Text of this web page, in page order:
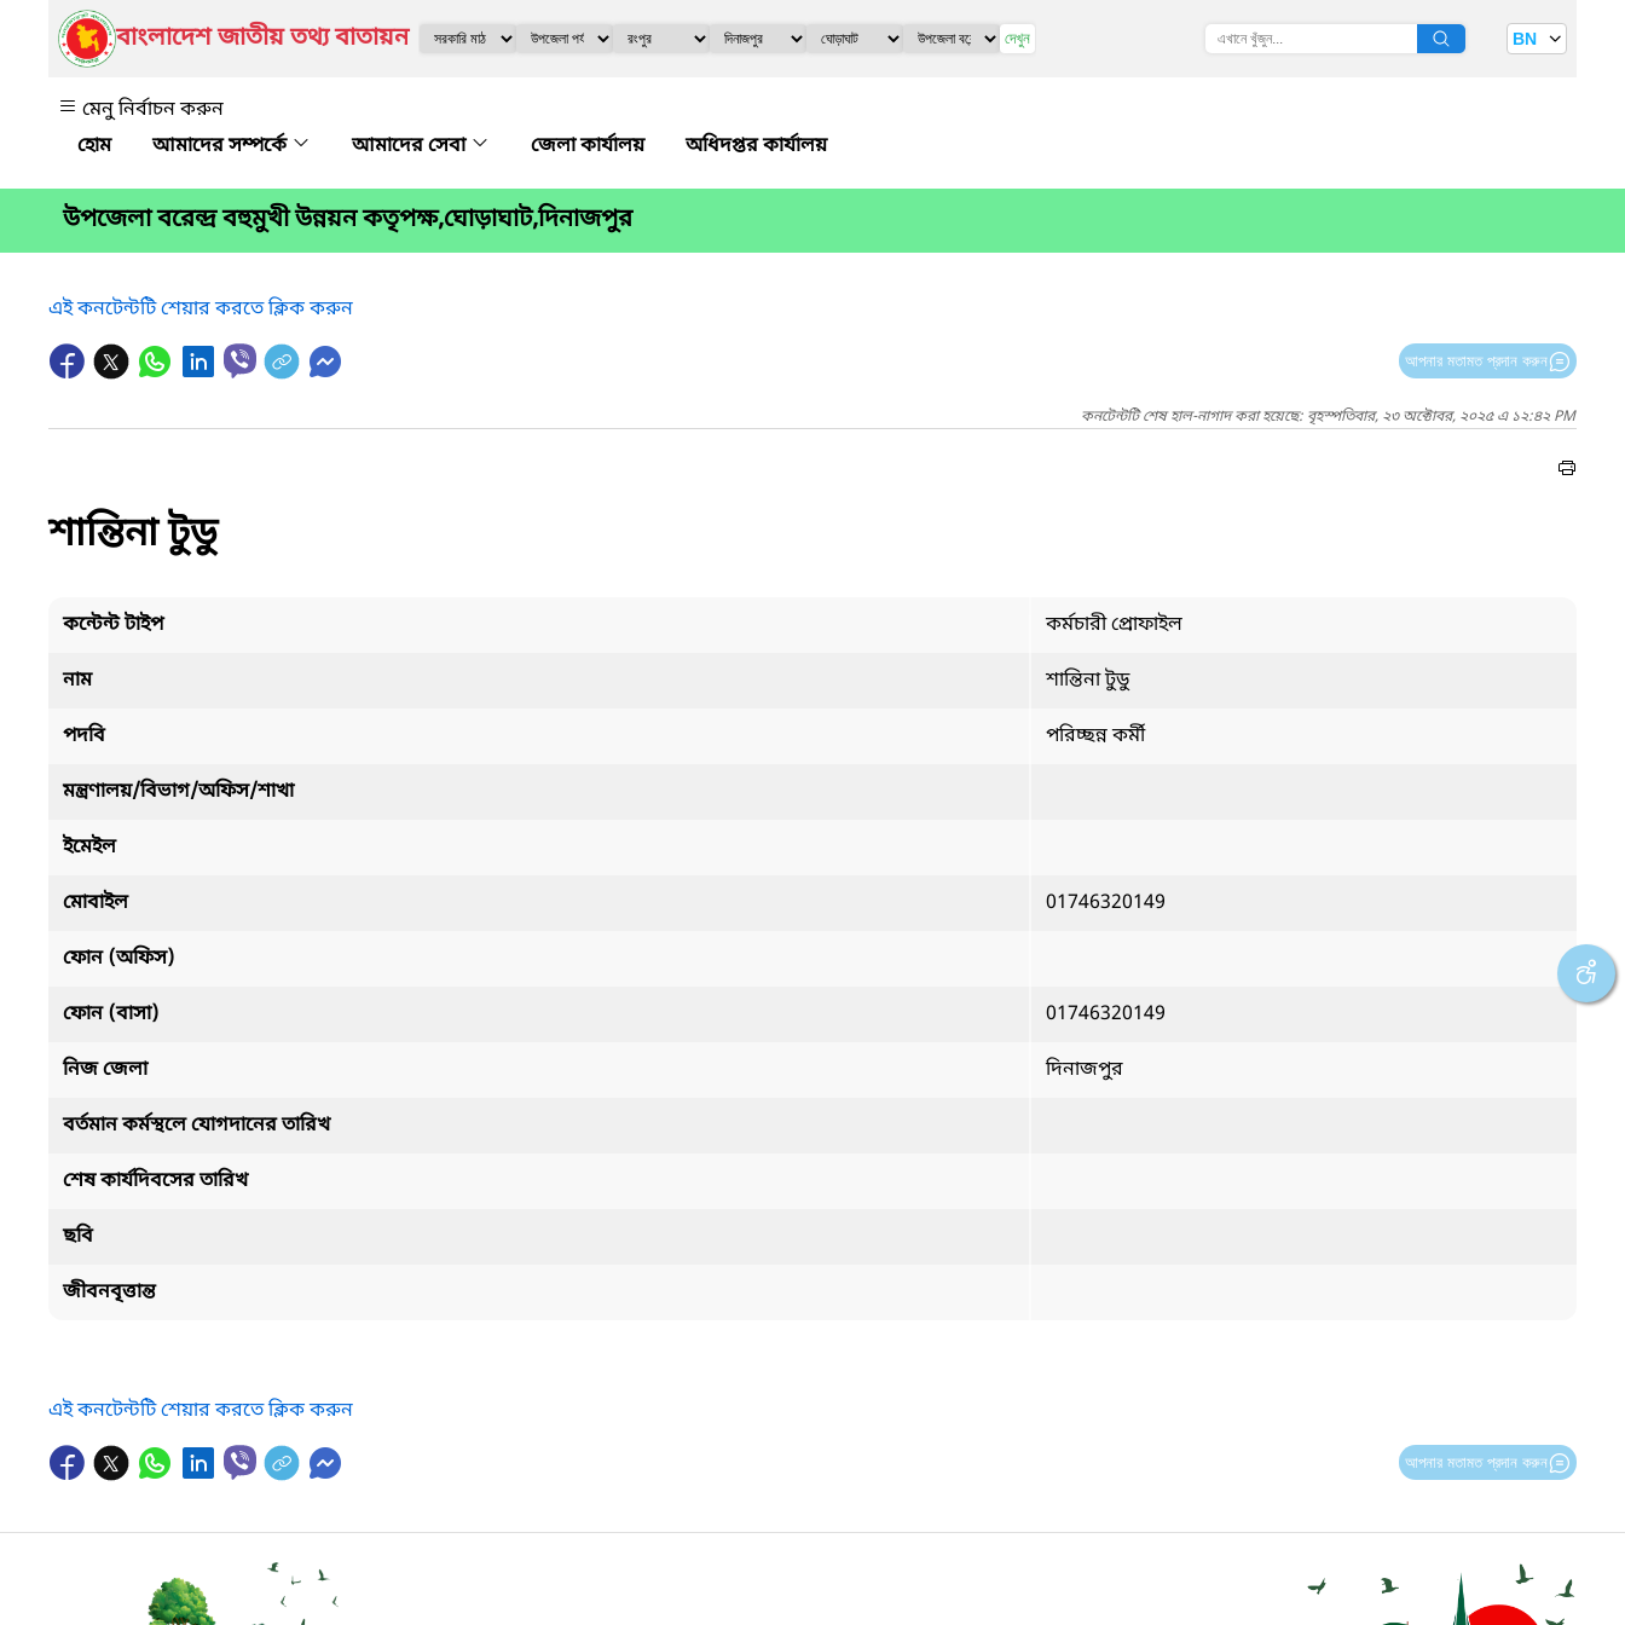
বাংলাদেশ জাতীয় তথ্য বাতায়ন দেখুন BN
মেনু নির্বাচন করুন
আমাদের সম্পর্কে
আমাদের সেবা জেলা কার্যালয় অধিদপ্তর কার্যালয়
উপজেলা বরেন্দ্র বহুমুখী উন্নয়ন কতৃপক্ষ,ঘোড়াঘাট,দিনাজপুর
এই কনটেন্টটি শেয়ার করতে ক্লিক করুন
আপনার মতামত প্রদান করুন
কনটেন্টটি শেষ হাল-নাগাদ করা হয়েছে: বৃহস্পতিবার, ২৩ অক্টোবর, ২০২৫ এ ১২:৪২ PM
শান্তিনা টুডু
কন্টেন্ট টাইপ কর্মচারী প্রোফাইল
নাম শান্তিনা টুডু
পদবি পরিচ্ছন্ন কর্মী
মন্ত্রণালয়/বিভাগ/অফিস/শাখা
ইমেইল
মোবাইল 01746320149
ফোন (অফিস)
ফোন (বাসা) 01746320149
নিজ জেলা দিনাজপুর
বর্তমান কর্মস্থলে যোগদানের তারিখ
শেষ কার্যদিবসের তারিখ
ছবি
জীবনবৃত্তান্ত
এই কনটেন্টটি শেয়ার করতে ক্লিক করুন
আপনার মতামত প্রদান করুন